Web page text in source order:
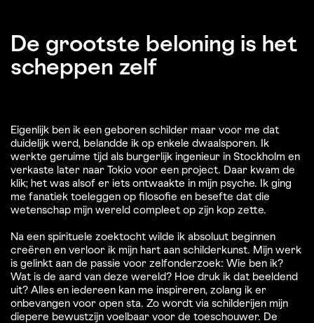
De grootste beloning is het
scheppen zelf
Eigenlijk ben ik een geboren schilder maar voor me dat
duidelijk werd, belandde ik op enkele dwaalsporen. Ik
werkte geruime tijd als burgerlijk ingenieur in Stockholm en
verkaste later naar Tokio voor een project. Daar kwam de
klik; het was alsof er iets ontwaakte in mijn psyche. Ik ging
me fanatiek toeleggen op filosofie en besefte dat die
wetenschap mijn wereld compleet op zijn kop zette.
Na een spirituele zoektocht wilde ik absoluut beginnen
creëren en verloor ik mijn hart aan schilderkunst. Mijn werk
is gelinkt aan de passie voor zelfonderzoek: Wie ben ik?
Wat is de aard van deze wereld? Hoe druk ik dat beeldend
uit? Alles en iedereen kan me inspireren, zolang ik er
onbevangen voor open sta. Zo wordt via schilderijen mijn
diepere bewustzijn voelbaar voor de toeschouwer. De